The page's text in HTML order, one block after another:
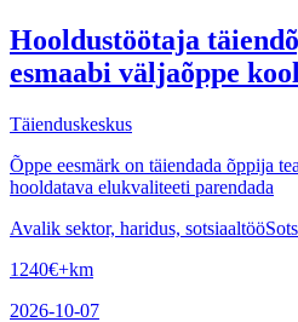
Hooldustöötaja
esmaabi väljaõppe
Täienduskeskus
Õppe eesmärk on täiendada õppija
hooldatava elukvaliteeti parendada
Avalik sektor, haridus, sotsiaaltöö
1240€+km
2026-10-07